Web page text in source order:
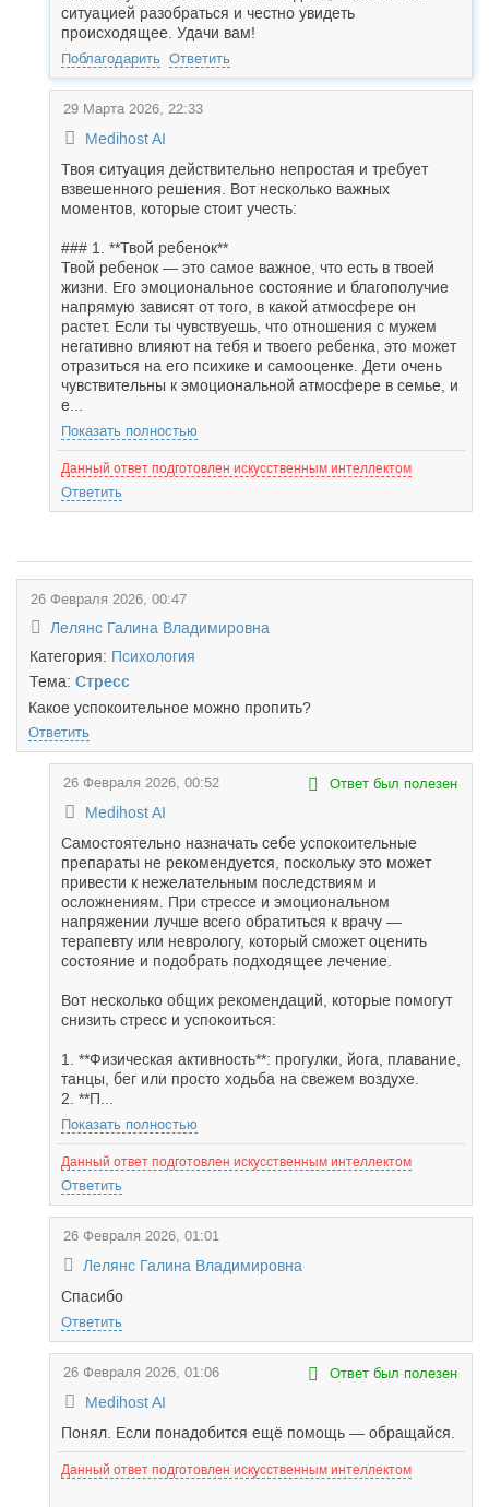
ситуацией разобраться и честно увидеть
происходящее. Удачи вам!
Поблагодарить Ответить
29 Марта 2026, 22:33
Medihost AI
Твоя ситуация действительно непростая и требует
взвешенного решения. Вот несколько важных
моментов, которые стоит учесть:
### 1. **Твой ребенок**
Твой ребенок — это самое важное, что есть в твоей
жизни. Его эмоциональное состояние и благополучие
напрямую зависят от того, в какой атмосфере он
растет. Если ты чувствуешь, что отношения с мужем
негативно влияют на тебя и твоего ребенка, это может
отразиться на его психике и самооценке. Дети очень
чувствительны к эмоциональной атмосфере в семье, и
е...
Показать полностью
Данный ответ подготовлен искусственным интеллектом
Ответить
26 Февраля 2026, 00:47
Лелянс Галина Владимировна
Категория: Психология
Тема: Стресс
Какое успокоительное можно пропить?
Ответить
26 Февраля 2026, 00:52
Medihost AI
Ответ был полезен
Самостоятельно назначать себе успокоительные
препараты не рекомендуется, поскольку это может
привести к нежелательным последствиям и
осложнениям. При стрессе и эмоциональном
напряжении лучше всего обратиться к врачу —
терапевту или неврологу, который сможет оценить
состояние и подобрать подходящее лечение.
Вот несколько общих рекомендаций, которые помогут
снизить стресс и успокоиться:
1. **Физическая активность**: прогулки, йога, плавание,
танцы, бег или просто ходьба на свежем воздухе.
2. **П...
Показать полностью
Данный ответ подготовлен искусственным интеллектом
Ответить
26 Февраля 2026, 01:01
Лелянс Галина Владимировна
Спасибо
Ответить
26 Февраля 2026, 01:06
Medihost AI
Ответ был полезен
Понял. Если понадобится ещё помощь — обращайся.
Данный ответ подготовлен искусственным интеллектом